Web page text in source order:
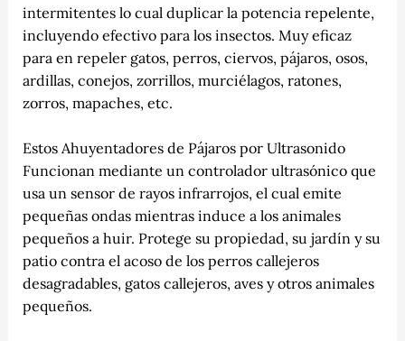
intermitentes lo cual duplicar la potencia repelente,
incluyendo efectivo para los insectos. Muy eficaz
para en repeler gatos, perros, ciervos, pájaros, osos,
ardillas, conejos, zorrillos, murciélagos, ratones,
zorros, mapaches, etc.
Estos Ahuyentadores de Pájaros por Ultrasonido
Funcionan mediante un controlador ultrasónico que
usa un sensor de rayos infrarrojos, el cual emite
pequeñas ondas mientras induce a los animales
pequeños a huir. Protege su propiedad, su jardín y su
patio contra el acoso de los perros callejeros
desagradables, gatos callejeros, aves y otros animales
pequeños.